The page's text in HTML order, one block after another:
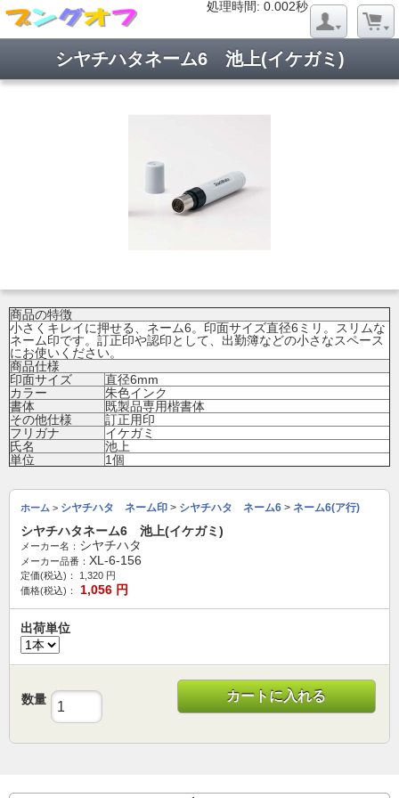
処理時間: 0.002秒
シヤチハタネーム6 池上(イケガミ)
商品の特徴
小さくキレイに押せる、ネーム6。印面サイズ直径6ミリ。スリムな
ネーム印です。訂正印や認印として、出勤簿などの小さなスペース
にお使いください。
商品仕様
印面サイズ
直径6mm
カラー
朱色インク
書体
既製品専用楷書体
その他仕様
訂正用印
フリガナ
イケガミ
氏名
池上
単位
1個
ホーム > シヤチハタ ネーム印 > シヤチハタ ネーム6 > ネーム6(ア行)
シヤチハタネーム6 池上(イケガミ)
メーカー名： シヤチハタ
メーカー品番： XL-6-156
定価(税込)： 1,320 円
価格(税込)：
1,056 円
出荷単位
数量 カートに入れる
処理時間: 0.019秒